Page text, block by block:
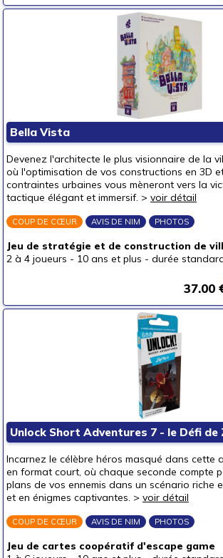
Bella Vista
Devenez l'architecte le plus visionnaire de la
où l'optimisation de vos constructions en 3D
contraintes urbaines vous mèneront vers la
tactique élégant et immersif. > voir détail
COUP DE CŒUR AVIS DE NIM PHOTOS
Jeu de stratégie et de construction de
2 à 4 joueurs - 10 ans et plus - durée
37.00
Unlock Short Adventures 7 - le Défi de
Incarnez le célèbre héros masqué dans cette
en format court, où chaque seconde compte
plans de vos ennemis dans un scénario riche
et en énigmes captivantes. > voir détail
COUP DE CŒUR AVIS DE NIM PHOTOS
Jeu de cartes coopératif d'escape game